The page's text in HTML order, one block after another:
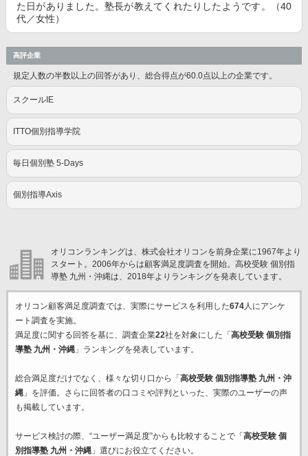
た日がありました。塾長が教えてくれたりしたようです。（40
代／女性）
高評企業
規定人数の半数以上の回答があり、総合得点が60.0点以上の企業です。
スクールIE
ITTO個別指導学院
毎日個別塾 5-Days
個別指導Axis
オリコンランキングは、株式会社オリコンを前身企業に1967年より
スタート。2006年からは顧客満足度調査を開始。高校受験 個別指
導塾 九州・沖縄は、2018年よりランキングを発表しています。
オリコン顧客満足度調査では、実際にサービスを利用した674人にアンケ
ート調査を実施。
満足度に関する回答を基に、調査企業22社を対象にした「 高校受験 個別指
導塾 九州・沖縄」ランキングを発表しています。
総合満足度だけでなく、様々な切り口から「 高校受験 個別指導塾 九州・沖
縄」を評価。さらに回答者の口コミや評判といった、実際のユーザーの声
も掲載しています。
サービス検討の際、“ユーザー満足度”からも比較することで「 高校受験 個
別指導塾 九州・沖縄」選びにお役立てください。